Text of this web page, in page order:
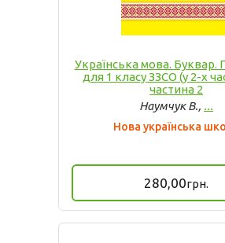
Українська мова. Буквар.
для 1 класу ЗЗСО (у 2-х
частина 2
Наумчук В., ...
Нова українська
280,00грн.